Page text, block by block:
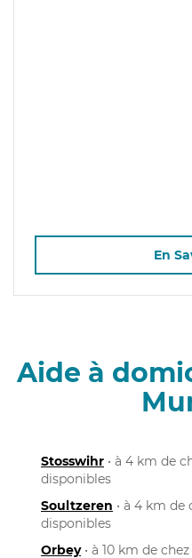
En
Aide à
Stosswihr • à 4 km de
disponibles
Soultzeren • à 4 km de
disponibles
Orbey• à 10 km de